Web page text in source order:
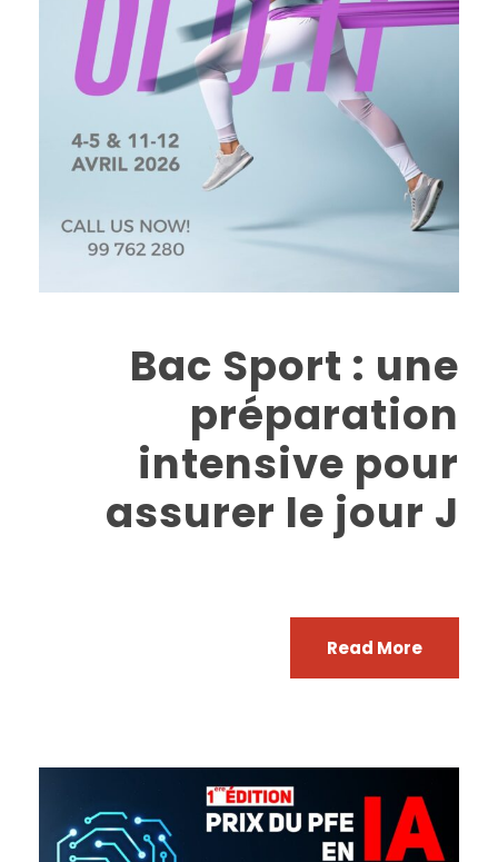
Bac Sport : une
préparation
intensive pour
assurer le jour J
Read More